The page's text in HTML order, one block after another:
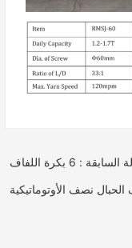
: 6 بكرة اللفاف
نصف الأوتوماتيكية